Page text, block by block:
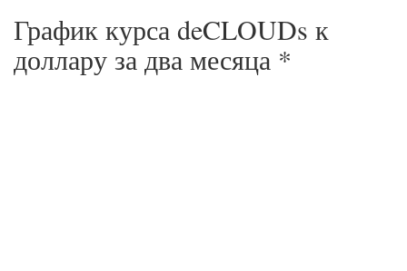
График курса deCLOUDs к
доллару за два месяца *